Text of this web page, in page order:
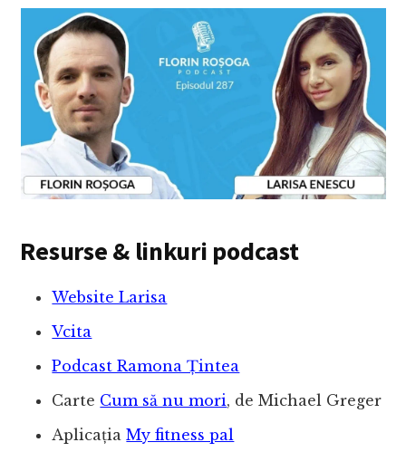
Resurse & linkuri podcast
Website Larisa
Vcita
Podcast Ramona Țintea
Carte Cum să nu mori, de Michael Greger
AplicațiaMy fitness pal